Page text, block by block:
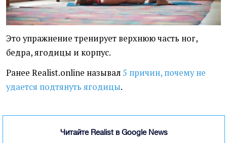
Это упражнение тренирует верхнюю часть ног,
бедра, ягодицы и корпус.
Ранее Realist.online называл 5 причин, почему не
удается подтянуть ягодицы.
Читайте Realist в Google News